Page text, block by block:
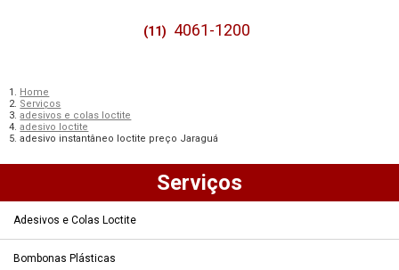
(11) 4061-1200
Home
Serviços
adesivos e colas loctite
adesivo loctite
adesivo instantâneo loctite preço Jaraguá
Serviços
Adesivos e Colas Loctite
Bombonas Plásticas